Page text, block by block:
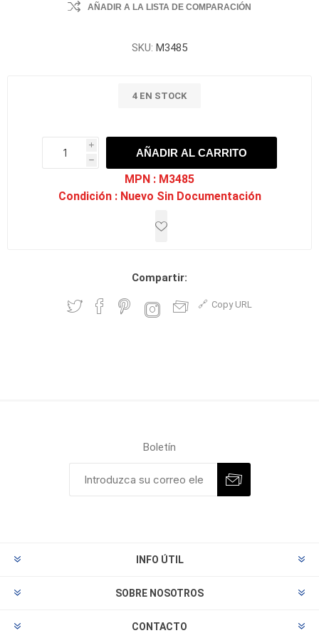
AÑADIR A LA LISTA DE COMPARACIÓN
SKU: M3485
4 EN STOCK
i
h
h
AÑADIR AL CARRITO
MPN : M3485
Condición : Nuevo Sin Documentación
Compartir:
Copy URL
Boletín
INFO ÚTIL
SOBRE NOSOTROS
CONTACTO